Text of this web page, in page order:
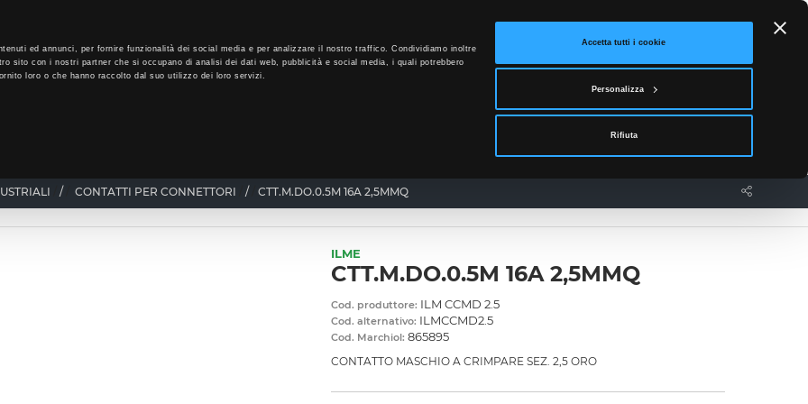
ed annunci, per fornire funzionalità dei social media e per analizzare il nostro traffico. Condividiamo inoltre
sito con i nostri partner che si occupano di analisi dei dati web, pubblicità e social media, i quali potrebbero
loro o che hanno raccolto dal suo utilizzo dei loro servizi.
Accetta tutti i cookie
Personalizza
Rifiuta
Accedi
News Contatti
/ CONTATTI PER CONNETTORI / CTT.M.DO.0.5M 16A 2,5MMQ
ILME
CTT.M.DO.0.5M 16A 2,5MMQ
Cod. produttore: ILM CCMD 2.5
Cod. alternativo: ILMCCMD2.5
Cod. Marchiol: 865895
CONTATTO MASCHIO A CRIMPARE SEZ. 2,5 ORO